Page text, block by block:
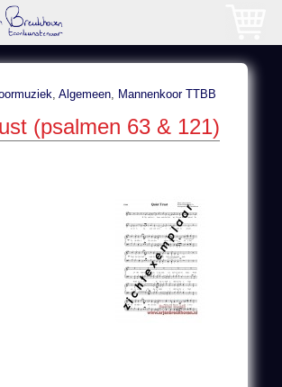
, Algemeen, Mannenkoor TTBB
(psalmen 63 & 121)